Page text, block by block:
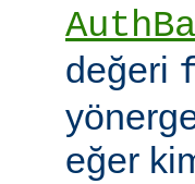
değeri
eğer